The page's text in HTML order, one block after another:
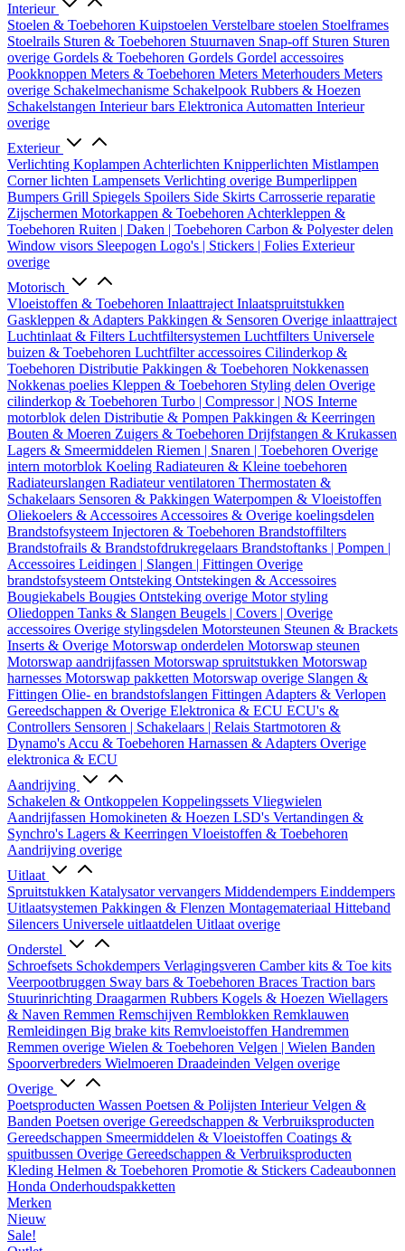
Interieur
Stoelen & Toebehoren Kuipstoelen Verstelbare stoelen Stoelframes
Stoelrails Sturen & Toebehoren Stuurnaven Snap-off Sturen Sturen
overige Gordels & Toebehoren Gordels Gordel accessoires
Pookknoppen Meters & Toebehoren Meters Meterhouders Meters
overige Schakelmechanisme Schakelpook Rubbers & Hoezen
Schakelstangen Interieur bars Elektronica Automatten Interieur
overige
Exterieur
Verlichting Koplampen Achterlichten Knipperlichten Mistlampen
Corner lichten Lampensets Verlichting overige Bumperlippen
Bumpers Grill Spiegels Spoilers Side Skirts Carrosserie reparatie
Zijschermen Motorkappen & Toebehoren Achterkleppen &
Toebehoren Ruiten | Daken | Toebehoren Carbon & Polyester delen
Window visors Sleepogen Logo's | Stickers | Folies Exterieur
overige
Motorisch
Vloeistoffen & Toebehoren Inlaattraject Inlaatspruitstukken
Gaskleppen & Adapters Pakkingen & Sensoren Overige inlaattraject
Luchtinlaat & Filters Luchtfiltersystemen Luchtfilters Universele
buizen & Toebehoren Luchtfilter accessoires Cilinderkop &
Toebehoren Distributie Pakkingen & Toebehoren Nokkenassen
Nokkenas poelies Kleppen & Toebehoren Styling delen Overige
cilinderkop & Toebehoren Turbo | Compressor | NOS Interne
motorblok delen Distributie & Pompen Pakkingen & Keerringen
Bouten & Moeren Zuigers & Toebehoren Drijfstangen & Krukassen
Lagers & Smeermiddelen Riemen | Snaren | Toebehoren Overige
intern motorblok Koeling Radiateuren & Kleine toebehoren
Radiateurslangen Radiateur ventilatoren Thermostaten &
Schakelaars Sensoren & Pakkingen Waterpompen & Vloeistoffen
Oliekoelers & Accessoires Accessoires & Overige koelingsdelen
Brandstofsysteem Injectoren & Toebehoren Brandstoffilters
Brandstofrails & Brandstofdrukregelaars Brandstoftanks | Pompen |
Accessoires Leidingen | Slangen | Fittingen Overige
brandstofsysteem Ontsteking Ontstekingen & Accessoires
Bougiekabels Bougies Ontsteking overige Motor styling
Oliedoppen Tanks & Slangen Beugels | Covers | Overige
accessoires Overige stylingsdelen Motorsteunen Steunen & Brackets
Inserts & Overige Motorswap onderdelen Motorswap steunen
Motorswap aandrijfassen Motorswap spruitstukken Motorswap
harnesses Motorswap pakketten Motorswap overige Slangen &
Fittingen Olie- en brandstofslangen Fittingen Adapters & Verlopen
Gereedschappen & Overige Elektronica & ECU ECU's &
Controllers Sensoren | Schakelaars | Relais Startmotoren &
Dynamo's Accu & Toebehoren Harnassen & Adapters Overige
elektronica & ECU
Aandrijving
Schakelen & Ontkoppelen Koppelingssets Vliegwielen
Aandrijfassen Homokineten & Hoezen LSD's Vertandingen &
Synchro's Lagers & Keerringen Vloeistoffen & Toebehoren
Aandrijving overige
Uitlaat
Spruitstukken Katalysator vervangers Middendempers Einddempers
Uitlaatsystemen Pakkingen & Flenzen Montagemateriaal Hitteband
Silencers Universele uitlaatdelen Uitlaat overige
Onderstel
Schroefsets Schokdempers Verlagingsveren Camber kits & Toe kits
Veerpootbruggen Sway bars & Toebehoren Braces Traction bars
Stuurinrichting Draagarmen Rubbers Kogels & Hoezen Wiellagers
& Naven Remmen Remschijven Remblokken Remklauwen
Remleidingen Big brake kits Remvloeistoffen Handremmen
Remmen overige Wielen & Toebehoren Velgen | Wielen Banden
Spoorverbreders Wielmoeren Draadeinden Velgen overige
Overige
Poetsproducten Wassen Poetsen & Polijsten InterieurVelgen &
Banden Poetsen overige Gereedschappen & Verbruiksproducten
Gereedschappen Smeermiddelen & Vloeistoffen Coatings &
spuitbussen Overige Gereedschappen & Verbruiksproducten
Kleding Helmen & Toebehoren Promotie & Stickers Cadeaubonnen
Honda Onderhoudspakketten
Merken
Nieuw
Sale!